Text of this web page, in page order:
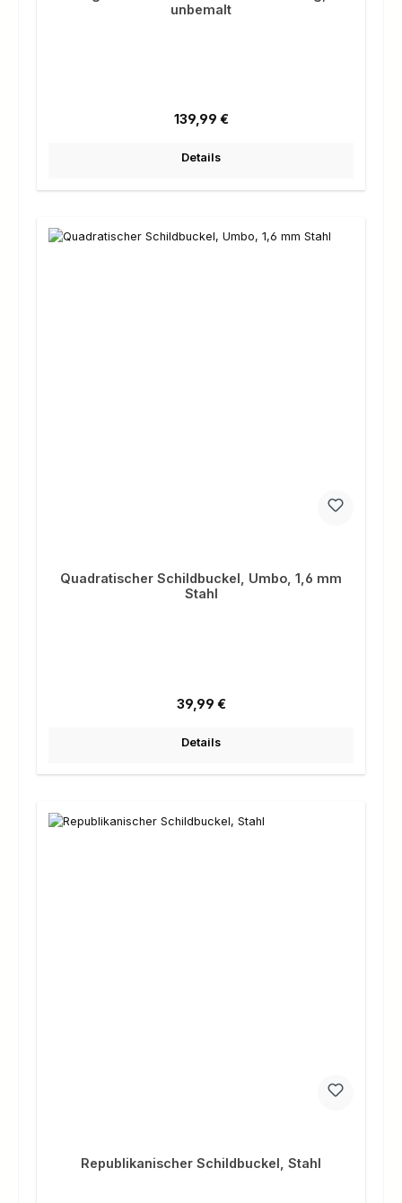
unbemalt
Regulärer Preis:
139,99 €
Details
Quadratischer Schildbuckel, Umbo, 1,6 mm
Stahl
Regulärer Preis:
39,99 €
Details
Republikanischer Schildbuckel, Stahl